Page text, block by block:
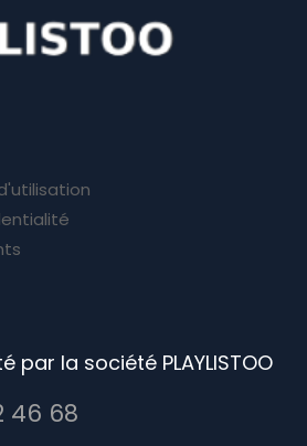
par la société PLAYLISTOO
46 68